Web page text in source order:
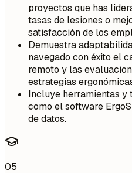
proyectos que has
tasas de lesiones o
satisfacción de los
Demuestra
navegado con éxito el
remoto y las
estrategias
Incluye herramientas
como el software
de datos.
05